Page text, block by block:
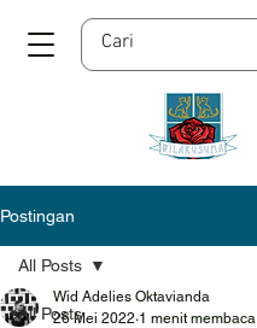
Postingan
All Posts
All Posts
Wid Adelies Oktavianda
26 Mei 2022 1 menit membaca